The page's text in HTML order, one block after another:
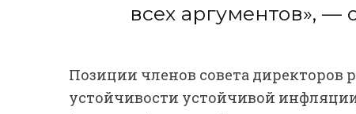
всех аргументов», —
Позиции членов совета директоров
устойчивости устойчивой